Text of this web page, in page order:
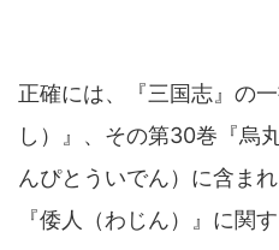
正確には、『三国志』の
し）』、その第30巻『烏
んぴとういでん）に含ま
『倭人（わじん）』に関